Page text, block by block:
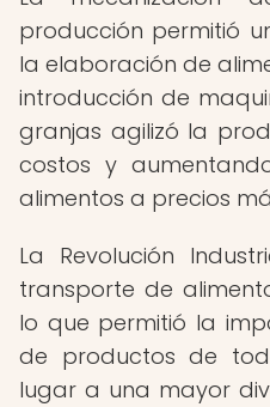
producción permitió
la elaboración de
introducción de
granjas agilizó la
costos y
alimentos a precios
La Revolución
transporte de
lo que permitió la
de productos de
lugar a una mayor